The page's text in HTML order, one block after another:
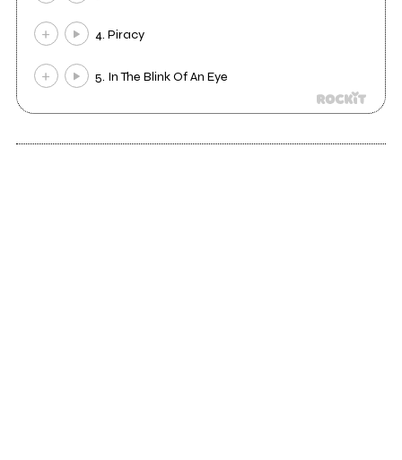
4. Piracy
5. In The Blink Of An Eye